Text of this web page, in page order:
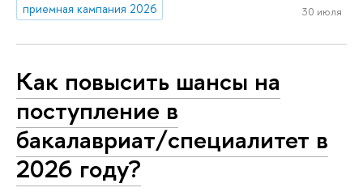
приемная кампания 2026
30 июля
Как повысить шансы на
поступление в
бакалавриат/специалитет в
2026 году?